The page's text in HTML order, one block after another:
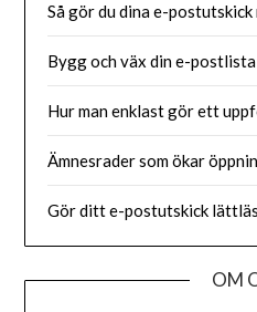
Så gör du dina e-
Bygg och väx din e-postlista
Hur man enklast gör ett
Ämnesrader som ökar
Gör ditt e-postutskick
OM